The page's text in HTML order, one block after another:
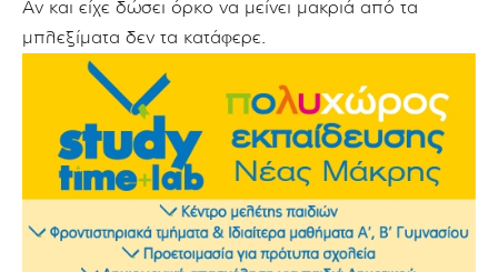
Αν και είχε δώσει όρκο να μείνει μακριά από τα
μπλεξίματα δεν τα κατάφερε.